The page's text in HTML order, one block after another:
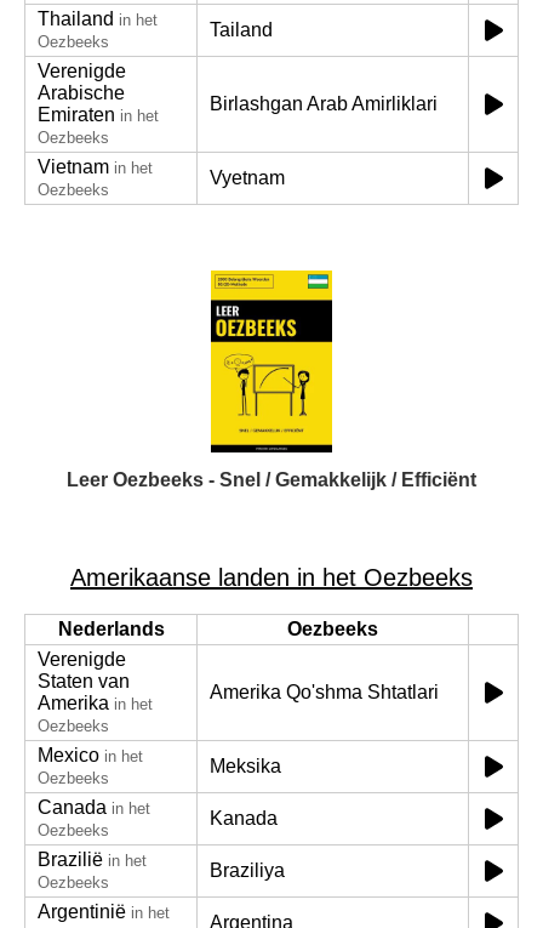
Thailand in het
Oezbeeks
Tailand
Verenigde
Arabische
Emiraten in het
Oezbeeks
Birlashgan Arab Amirliklari
Vietnam in het
Oezbeeks
Vyetnam
Leer Oezbeeks - Snel / Gemakkelijk / Efficiënt
Amerikaanse landen in het Oezbeeks
Nederlands
Oezbeeks
Verenigde
Staten van
Amerika in het
Oezbeeks
Amerika Qo'shma Shtatlari
Mexico in het
Oezbeeks
Meksika
Canada in het
Oezbeeks
Kanada
Brazilië in het
Oezbeeks
Braziliya
Argentinië in het
Argentina